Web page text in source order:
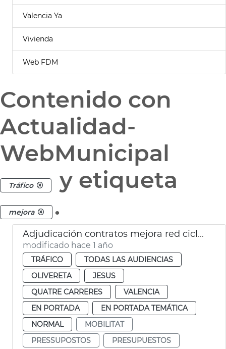
Valencia Ya
Vivienda
Web FDM
Contenido con
Actualidad-
WebMunicipal
Tráfico y etiqueta
mejora .
Adjudicación contratos mejora red ciclista en 4 distritos
modificado hace 1 año
TRÁFICO
TODAS LAS AUDIENCIAS
OLIVERETA
JESUS
QUATRE CARRERES
VALENCIA
EN PORTADA
EN PORTADA TEMÁTICA
NORMAL
MOBILITAT
PRESSUPOSTOS
PRESUPUESTOS